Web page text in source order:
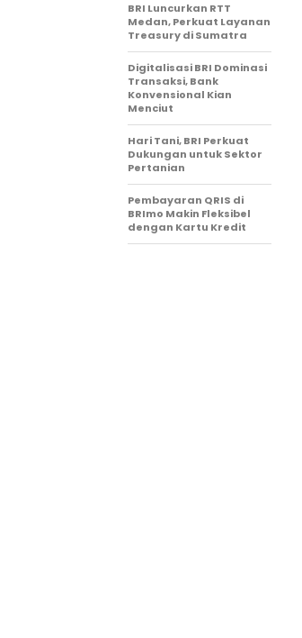
BRI Luncurkan RTT
Medan, Perkuat Layanan
Treasury di Sumatra
Digitalisasi BRI Dominasi
Transaksi, Bank
Konvensional Kian
Menciut
Hari Tani, BRI Perkuat
Dukungan untuk Sektor
Pertanian
Pembayaran QRIS di
BRImo Makin Fleksibel
dengan Kartu Kredit